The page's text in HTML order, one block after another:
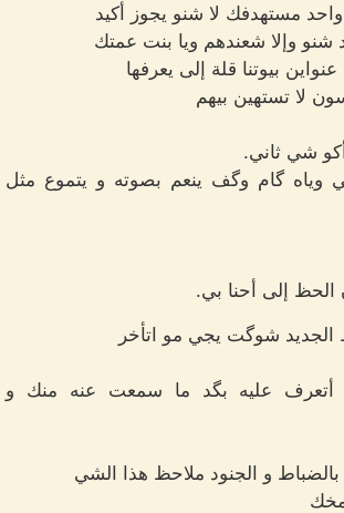
مستهدفك لا شنو يجوز أكيد
شنو وإلا شعندهم ويا بنت عمتك
بيوتنا قلة إلى يعرفها
لا تستهين بيهم
شي ثاني.
وياه گام وگف ينعم بصوته و يتموع مثل
إلى أحنا بي.
الجديد شوگت يجي مو اتأخر
عليه بگد ما سمعت عنه منك و
و الجنود ملاحظ هذا الشي